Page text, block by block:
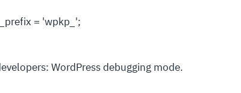
= 'wpkp_';
WordPress debugging mode.